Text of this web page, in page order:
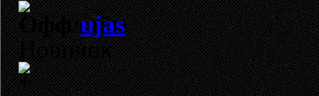
ujas
Новичок